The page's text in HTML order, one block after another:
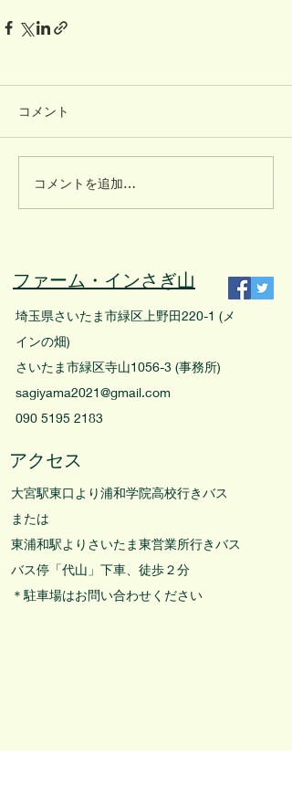
コメント
コメントを追加…
ファーム・インさぎ山
埼玉県さいたま市緑区上野田220-1 (メ
インの畑)
さいたま市緑区寺山1056-3 (事務所)
sagiyama2021@gmail.com
090 5195 2183
アクセス
大宮駅東口より浦和学院高校行きバス
または
東浦和駅よりさいたま東営業所行きバス
バス停「代山」下車、徒歩２分
＊駐車場はお問い合わせください